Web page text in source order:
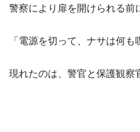
警察により扉を開けられる前
「電源を切って、ナサは何も
現れたのは、警官と保護観察